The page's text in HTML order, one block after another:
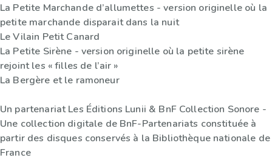
La Petite Marchande d’allumettes - version originelle où la
petite marchande disparait dans la nuit
Le Vilain Petit Canard
La Petite Sirène - version originelle où la petite sirène
rejoint les « filles de l’air »
La Bergère et le ramoneur
Un partenariat Les Éditions Lunii & BnF Collection Sonore -
Une collection digitale de BnF-Partenariats constituée à
partir des disques conservés à la Bibliothèque nationale de
France